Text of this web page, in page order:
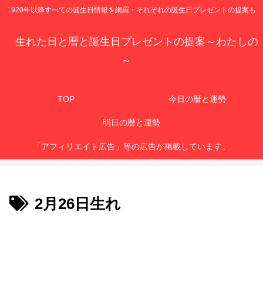
1920年以降すべての誕生日情報を網羅・それぞれの誕生日プレゼントの提案も
生れた日と暦と誕生日プレゼントの提案～わたしの
～
TOP 今日の暦と運勢
明日の暦と運勢
「アフィリエイト広告」等の広告が掲載しています。
2月26日生れ